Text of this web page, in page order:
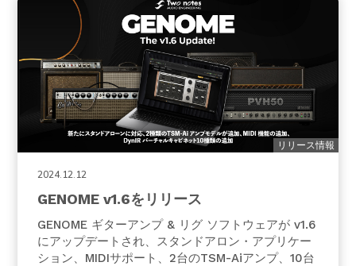
リリース情報
2024.12.12
GENOME v1.6をリリース
GENOME ギターアンプ & リグ ソフトウェアが v1.6
にアップデートされ、スタンドアロン・アプリケー
ション、MIDIサポート、2台のTSM-Aiアンプ、10台